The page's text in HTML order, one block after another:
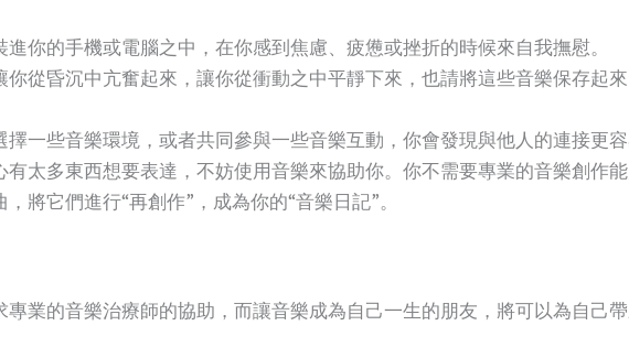
你的手機或電腦之中，在你感到焦慮、疲憊或挫折的時候來自我撫慰。
從昏沉中亢奮起來，讓你從衝動之中平靜下來，也請將這些音樂保存起
一些音樂環境，或者共同參與一些音樂互動，你會發現與他人的連接更容
太多東西想要表達，不妨使用音樂來協助你。你不需要專業的音樂創作
將它們進行“再創作”，成為你的“音樂日記”。
業的音樂治療師的協助，而讓音樂成為自己一生的朋友，將可以為自己帶